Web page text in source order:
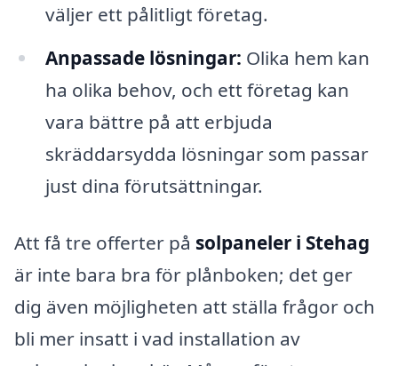
väljer ett pålitligt företag.
Anpassade lösningar: Olika hem kan
ha olika behov, och ett företag kan
vara bättre på att erbjuda
skräddarsydda lösningar som passar
just dina förutsättningar.
Att få tre offerter på solpaneler i Stehag
är inte bara bra för plånboken; det ger
dig även möjligheten att ställa frågor och
bli mer insatt i vad installation av